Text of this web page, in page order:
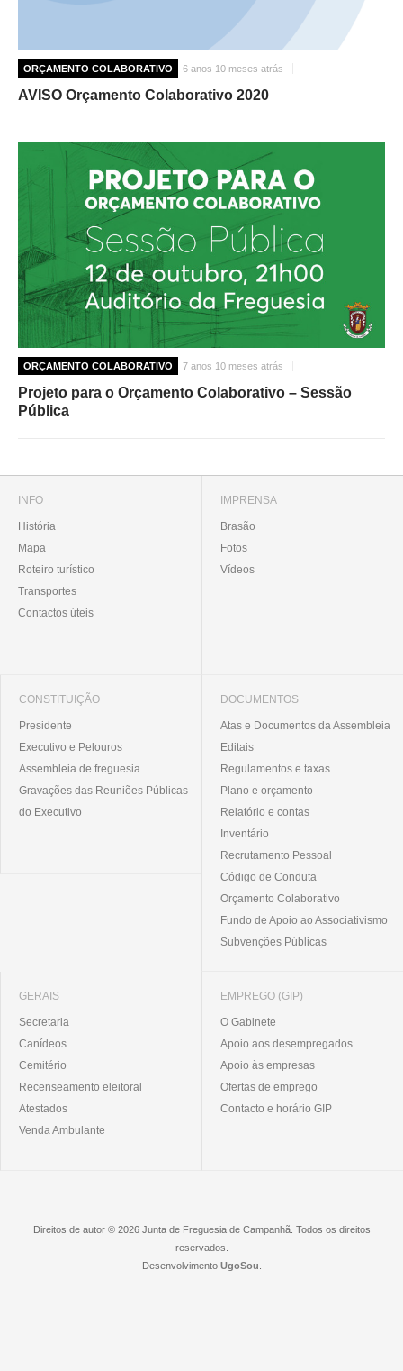
ORÇAMENTO COLABORATIVO 6 anos 10 meses atrás
AVISO Orçamento Colaborativo 2020
ORÇAMENTO COLABORATIVO 7 anos 10 meses atrás
Projeto para o Orçamento Colaborativo – Sessão
Pública
INFO
História
Mapa
Roteiro turístico
Transportes
Contactos úteis
IMPRENSA
Brasão
Fotos
Vídeos
CONSTITUIÇÃO
Presidente
Executivo e Pelouros
Assembleia de freguesia
Gravações das Reuniões Públicas
do Executivo
DOCUMENTOS
Atas e Documentos da Assembleia
Editais
Regulamentos e taxas
Plano e orçamento
Relatório e contas
Inventário
Recrutamento Pessoal
Código de Conduta
Orçamento Colaborativo
Fundo de Apoio ao Associativismo
Subvenções Públicas
GERAIS
Secretaria
Canídeos
Cemitério
Recenseamento eleitoral
Atestados
Venda Ambulante
EMPREGO (GIP)
O Gabinete
Apoio aos desempregados
Apoio às empresas
Ofertas de emprego
Contacto e horário GIP
Direitos de autor © 2026 Junta de Freguesia de Campanhã. Todos os direitos
reservados.
Desenvolvimento UgoSou